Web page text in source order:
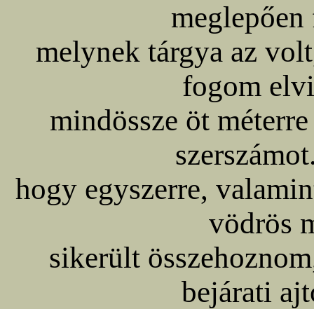
melynek tárgya az
fogom
mindössze öt
hogy egyszerre,
vödrös
sikerült
bejárati